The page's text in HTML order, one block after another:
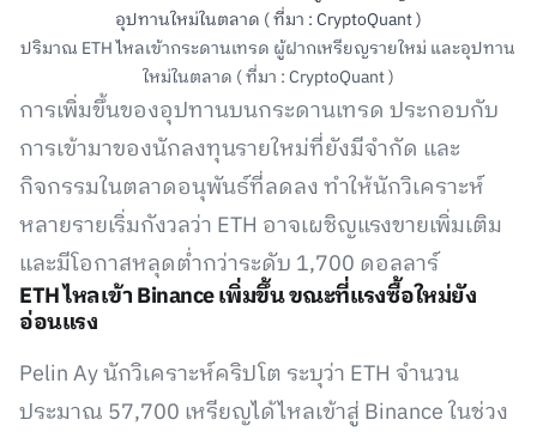
ปริมาณ ETH ไหลเข้ากระดานเทรด ผู้ฝากเหรียญรายใหม่ และอุปทาน
ใหม่ในตลาด ( ที่มา : CryptoQuant )
การเพิ่มขึ้นของอุปทานบนกระดานเทรด ประกอบกับ
การเข้ามาของนักลงทุนรายใหม่ที่ยังมีจำกัด และ
กิจกรรมในตลาดอนุพันธ์ที่ลดลง ทำให้นักวิเคราะห์
หลายรายเริ่มกังวลว่า ETH อาจเผชิญแรงขายเพิ่มเติม
และมีโอกาสหลุดต่ำกว่าระดับ 1,700 ดอลลาร์
ETH ไหลเข้า Binance เพิ่มขึ้น ขณะที่แรงซื้อใหม่ยัง
อ่อนแรง
Pelin Ay นักวิเคราะห์คริปโต ระบุว่า ETH จำนวน
ประมาณ 57,700 เหรียญได้ไหลเข้าสู่ Binance ในช่วง